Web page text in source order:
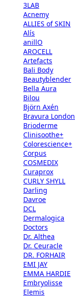
3LAB
Acnemy
ALLIES of SKIN
Alís
anillO
AROCELL
Artefacts
Bali Body
Beautyblender
Bella Aura
Bilou
Björn Axén
Bravura London
Brioderme
Clinisoothe+
Colorescience+
Corpus
COSMEDIX
Curaprox
CURLY SHYLL
Darling
Davroe
DCL
Dermalogica
Doctors
Dr. Althea
Dr. Ceuracle
DR. FORHAIR
EMI JAY
EMMA HARDIE
Embryolisse
Elemis